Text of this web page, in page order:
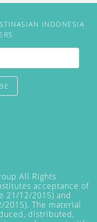
INDONESIA
All Rights
acceptance of
21/12/2015) and
The material
distributed,